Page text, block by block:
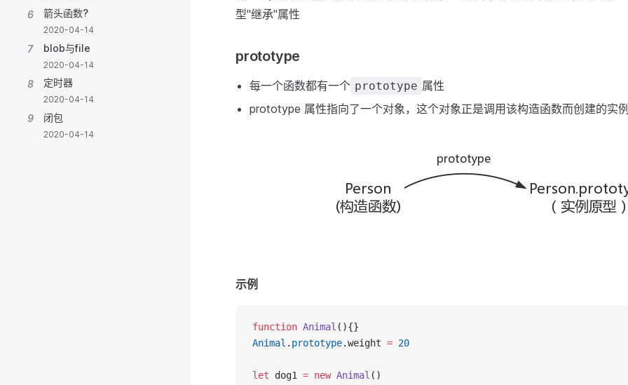
6 箭头函数?
2020-04-14
7 blob与file
2020-04-14
8 定时器
2020-04-14
9 闭包
2020-04-14
型"继承"属性
prototype
每一个函数都有一个 prototype 属性
prototype 属性指向了一个对象，这个对象正是调用该构造函数而创建的实
示例
function Animal (){}
Animal . prototype.weight = 20
let dog1 = new Animal ()